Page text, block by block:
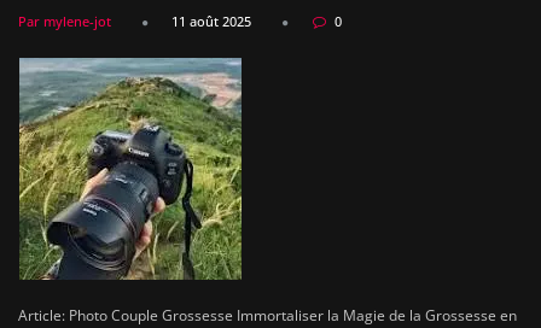
Par mylene-jot 11 août 2025 0
Article: Photo Couple Grossesse Immortaliser la Magie de la Grossesse en